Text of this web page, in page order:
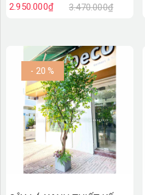
2.950.000₫ 3.470.000₫
- 20 %